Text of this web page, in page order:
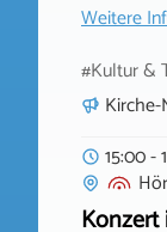
Weitere
#Kultur &
15:00 -
Konzert